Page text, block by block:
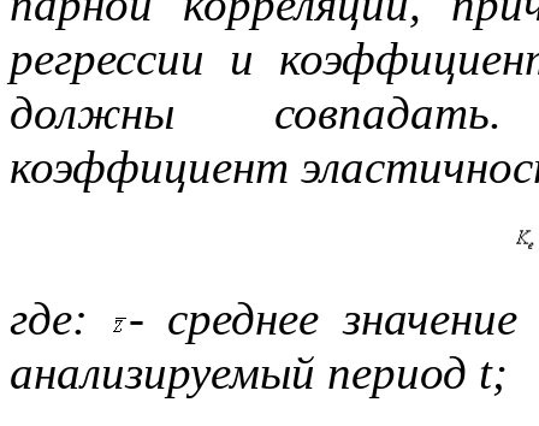
регрессии и
должны
коэффициент
где:
- среднее
анализируемый период t;